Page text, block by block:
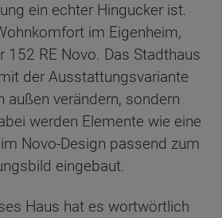
ein echter Hingucker ist.
im Eigenheim,
152 RE Novo. Das Stadthaus
der Ausstattungsvariante
außen verändern, sondern
werden Elemente wie eine
Novo-Design passend zum
eingebaut.
Haus hat es wortwörtlich